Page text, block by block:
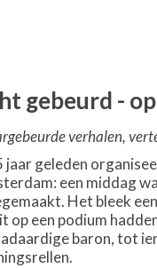
gebeurd -
verhalen,
jaar geleden
een middag
Het bleek
op een podium
baron, tot